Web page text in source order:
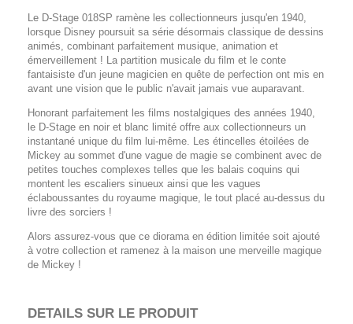
Le D-Stage 018SP ramène les collectionneurs jusqu'en 1940,
lorsque Disney poursuit sa série désormais classique de dessins
animés, combinant parfaitement musique, animation et
émerveillement ! La partition musicale du film et le conte
fantaisiste d'un jeune magicien en quête de perfection ont mis en
avant une vision que le public n'avait jamais vue auparavant.
Honorant parfaitement les films nostalgiques des années 1940,
le D-Stage en noir et blanc limité offre aux collectionneurs un
instantané unique du film lui-même. Les étincelles étoilées de
Mickey au sommet d'une vague de magie se combinent avec de
petites touches complexes telles que les balais coquins qui
montent les escaliers sinueux ainsi que les vagues
éclaboussantes du royaume magique, le tout placé au-dessus du
livre des sorciers !
Alors assurez-vous que ce diorama en édition limitée soit ajouté
à votre collection et ramenez à la maison une merveille magique
de Mickey !
DETAILS SUR LE PRODUIT